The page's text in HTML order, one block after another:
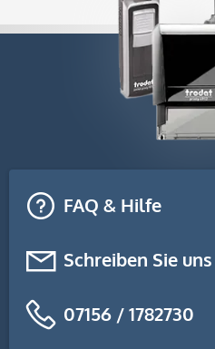
FAQ & Hilfe
Schreiben Sie uns
07156 / 1782730